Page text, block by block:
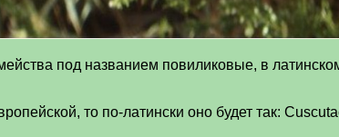
под названием повиликовые, в
то по-латински оно будет так: